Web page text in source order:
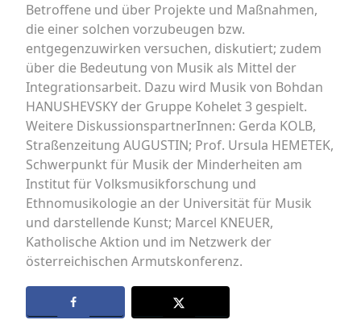
Betroffene und über Projekte und Maßnahmen,
die einer solchen vorzubeugen bzw.
entgegenzuwirken versuchen, diskutiert; zudem
über die Bedeutung von Musik als Mittel der
Integrationsarbeit. Dazu wird Musik von Bohdan
HANUSHEVSKY der Gruppe Kohelet 3 gespielt.
Weitere DiskussionspartnerInnen: Gerda KOLB,
Straßenzeitung AUGUSTIN; Prof. Ursula HEMETEK,
Schwerpunkt für Musik der Minderheiten am
Institut für Volksmusikforschung und
Ethnomusikologie an der Universität für Musik
und darstellende Kunst; Marcel KNEUER,
Katholische Aktion und im Netzwerk der
österreichischen Armutskonferenz.